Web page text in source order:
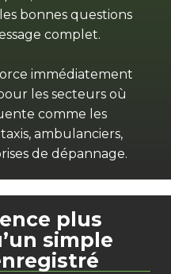
bonnes questions
complet.
immédiatement
les secteurs où
comme les
ambulanciers,
de dépannage.
plus
simple